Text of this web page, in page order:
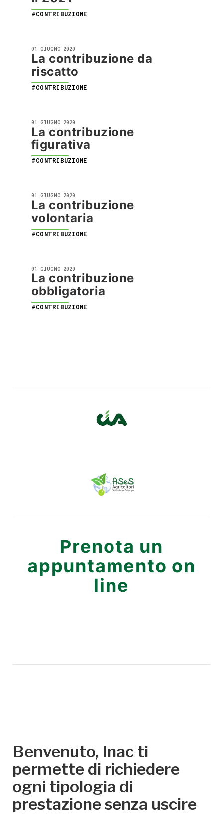
#CONTRIBUZIONE
01 GIUGNO 2020
La contribuzione da
riscatto
#CONTRIBUZIONE
01 GIUGNO 2020
La contribuzione
figurativa
#CONTRIBUZIONE
01 GIUGNO 2020
La contribuzione
volontaria
#CONTRIBUZIONE
01 GIUGNO 2020
La contribuzione
obbligatoria
#CONTRIBUZIONE
Prenota un
appuntamento on
line
Benvenuto, Inac ti
permette di richiedere
ogni tipologia di
prestazione senza uscire